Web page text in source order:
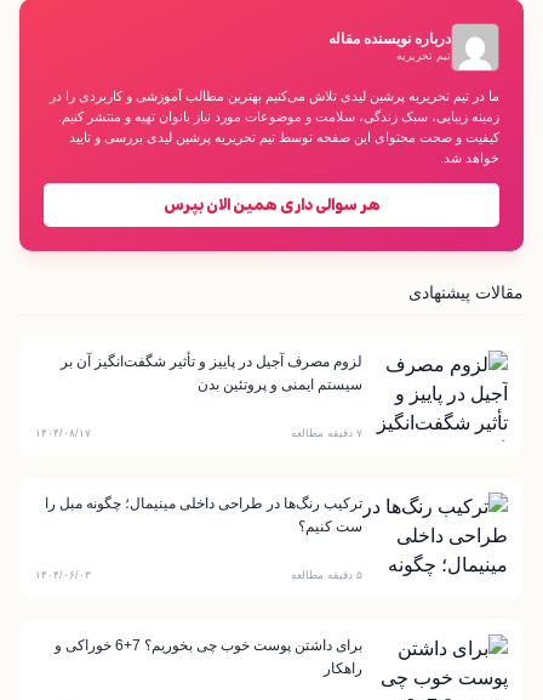
درباره نویسنده مقاله
تیم تحریریه
ما در تیم تحریریه پرشین لیدی تلاش می‌کنیم بهترین مطالب آموزشی و کاربردی را در
زمینه زیبایی، سبک زندگی، سلامت و موضوعات مورد نیاز بانوان تهیه و منتشر کنیم.
کیفیت و صحت محتوای این صفحه توسط تیم تحریریه پرشین لیدی بررسی و تایید
خواهد شد.
هر سوالی داری همین الان بپرس
مقالات پیشنهادی
لزوم مصرف آجیل در پاییز و تأثیر شگفت‌انگیز آن بر
سیستم ایمنی و پروتئین بدن
۷ دقیقه مطالعه ۱۴۰۴/۰۸/۱۷
ترکیب رنگ‌ها در طراحی داخلی مینیمال؛ چگونه مبل را
ست کنیم؟
۵ دقیقه مطالعه ۱۴۰۴/۰۶/۰۳
برای داشتن پوست خوب چی بخوریم؟ 7+6 خوراکی و
راهکار